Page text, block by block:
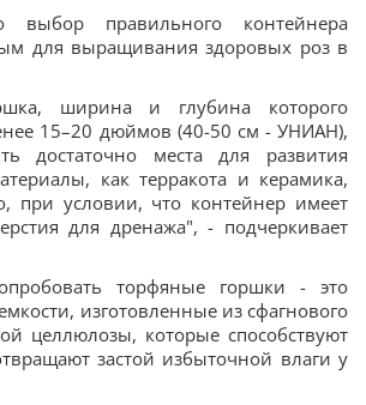
выбор правильного контейнера
для выращивания здоровых роз в
ширина и глубина которого
15–20 дюймов (40-50 см - УНИАН),
достаточно места для развития
как терракота и керамика,
при условии, что контейнер имеет
для дренажа", - подчеркивает
торфяные горшки - это
изготовленные из сфагнового
целлюлозы, которые способствуют
застой избыточной влаги у